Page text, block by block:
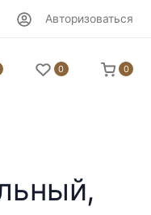
Авторизоваться
0 0